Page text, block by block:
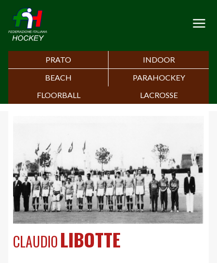
PRATO
INDOOR
BEACH
PARAHOCKEY
FLOORBALL
LACROSSE
CLAUDIOLIBOTTE